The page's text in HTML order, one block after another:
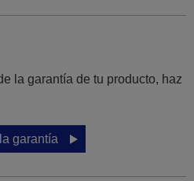
la garantía de tu producto, haz
garantía